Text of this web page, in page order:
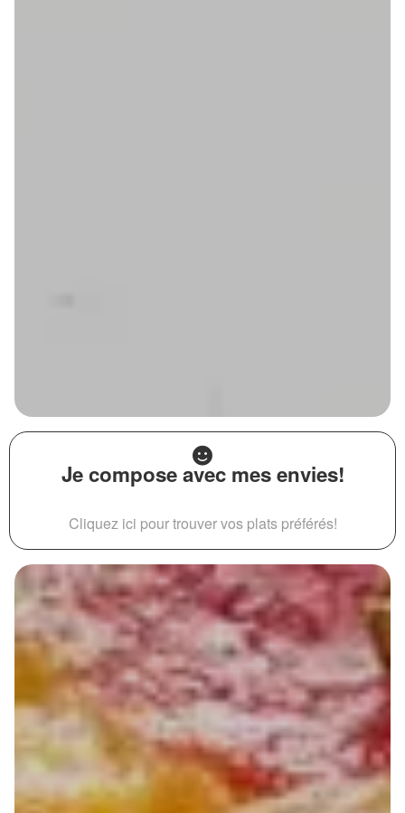
Je compose avec mes envies!
Cliquez ici pour trouver vos plats préférés!